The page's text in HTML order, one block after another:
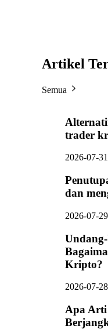
Artikel
Semua
trader
2026-07-31
dan
2026-07-29
Kripto?
2026-07-28
Apa